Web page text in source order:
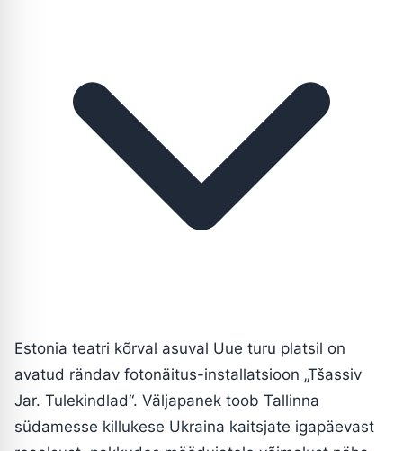
Estonia teatri kõrval asuval Uue turu platsil on
avatud rändav fotonäitus-installatsioon „Tšassiv
Jar. Tulekindlad“. Väljapanek toob Tallinna
südamesse killukese Ukraina kaitsjate igapäevast